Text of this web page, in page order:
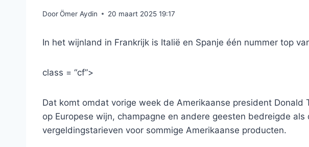
DoorÖmer Aydin 20 maart 2025 19:17
In het wijnland in Frankrijk is Italië en Spanje één nummer top
class = “cf”>
Dat komt omdat vorige week de Amerikaanse president Donald
op Europese wijn, champagne en andere geesten bedreigde
vergeldingstarieven voor sommige Amerikaanse producten.